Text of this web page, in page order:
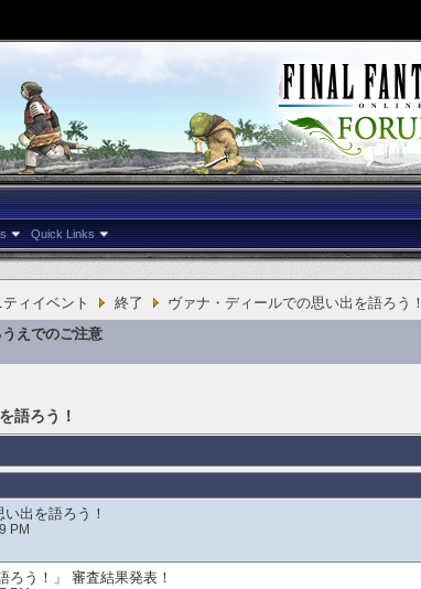
Quick Links
ィイベント 終了
ヴァナ・ディールでの思い出を語ろう！
えでのご注意
語ろう！
出を語ろう！
PM
ろう！」 審査結果発表！